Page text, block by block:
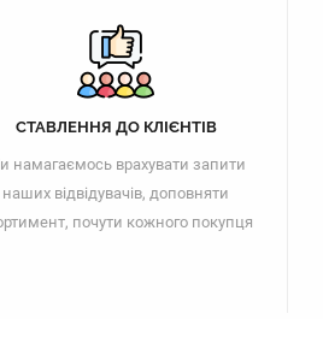
СТАВЛЕННЯ ДО КЛІЄНТІВ
намагаємось врахувати запити
наших відвідувачів, доповняти
почути кожного покупця